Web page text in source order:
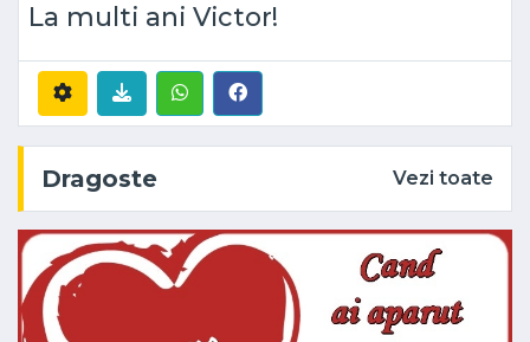
La multi ani Victor!
Dragoste Vezi toate